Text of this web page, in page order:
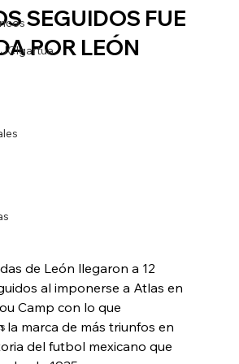
SEGUIDOS FUE
POR LEÓN
de León llegaron a 12
al imponerse a Atlas en
Camp con lo que
la marca de más triunfos en
del futbol mexicano que